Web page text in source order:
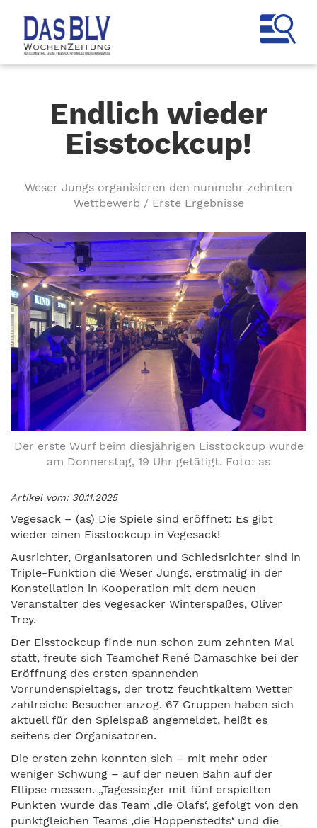
Endlich wieder
Eisstockcup!
Weser Jungs organisieren den nunmehr zehnten
Wettbewerb / Erste Ergebnisse
Der erste Wurf beim diesjährigen Eisstockcup wurde
am Donnerstag, 19 Uhr getätigt. Foto: as
Artikel vom: 30.11.2025
Vegesack – (as) Die Spiele sind eröffnet: Es gibt
wieder einen Eisstockcup in Vegesack!
Ausrichter, Organisatoren und Schiedsrichter sind in
Triple-Funktion die Weser Jungs, erstmalig in der
Konstellation in Kooperation mit dem neuen
Veranstalter des Vegesacker Winterspaßes, Oliver
Trey.
Der Eisstockcup finde nun schon zum zehnten Mal
statt, freute sich Teamchef René Damaschke bei der
Eröffnung des ersten spannenden
Vorrundenspieltags, der trotz feuchtkaltem Wetter
zahlreiche Besucher anzog. 67 Gruppen haben sich
aktuell für den Spielspaß angemeldet, heißt es
seitens der Organisatoren.
Die ersten zehn konnten sich – mit mehr oder
weniger Schwung – auf der neuen Bahn auf der
Ellipse messen. „Tagessieger mit fünf erspielten
Punkten wurde das Team ‚die Olafs‘, gefolgt von den
punktgleichen Teams ‚die Hoppenstedts‘ und die